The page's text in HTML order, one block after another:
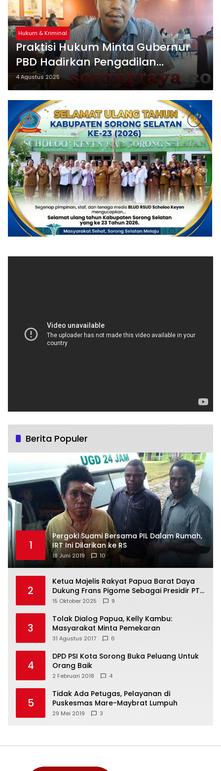
Hukum & Kriminal
Praktisi Hukum Minta Gubernur
PBD Hadirkan Pengadilan
Hubungan Industrial
4 Agustus 2025
Berita Populer
1
Pergoki Suami Bersama PIL Dalam Rumah,
IRT Ini Dilarikan ke RS
18 Juni 2019 10
2
Ketua Majelis Rakyat Papua Barat Daya
Dukung Frans Pigome Sebagai Presidir PT
Freeport Indonesia
15 Oktober 2025 9
3
Tolak Dialog Papua, Kelly Kambu:
Masyarakat Minta Pemekaran
31 Agustus 2017 6
4
DPD PSI Kota Sorong Buka Peluang Untuk
Orang Baik
2 Februari 2018 4
5
Tidak Ada Petugas, Pelayanan di
Puskesmas Mare-Maybrat Lumpuh
29 Mei 2019 3